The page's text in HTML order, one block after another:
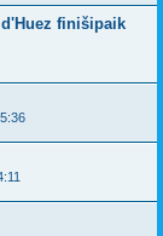
finišipaik